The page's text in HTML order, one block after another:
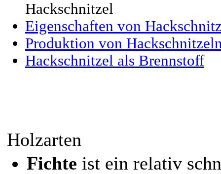
Hackschnitzel
Eigenschaften von
Produktion von
Hackschnitzel als Brennstoff
Holzarten
Fichte ist ein relativ